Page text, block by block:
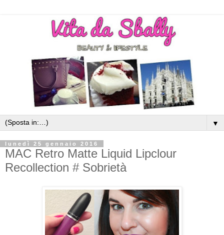
▼
lunedì 25 gennaio 2016
MAC Retro Matte Liquid Lipclour
Recollection # Sobrietà